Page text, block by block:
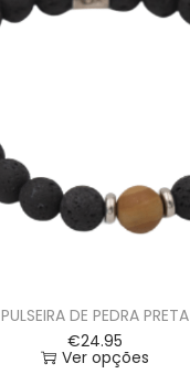
PULSEIRA DE PEDRA PRETA
€24.95
Ver opções